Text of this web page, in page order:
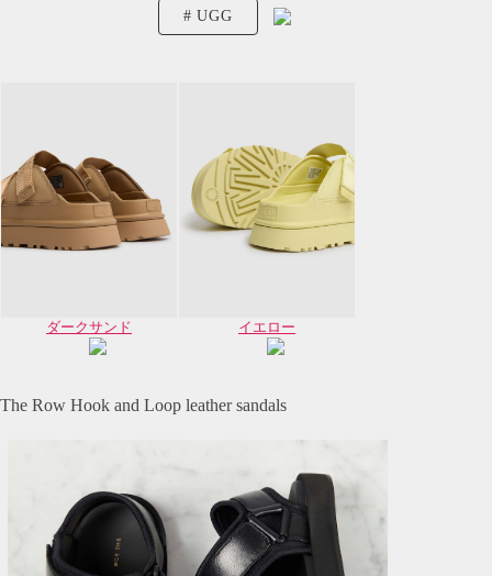
UGG
ダークサンド イエロー
The Row Hook and Loop leather sandals